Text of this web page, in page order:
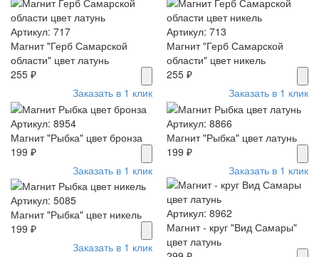
Артикул: 717
Магнит "Герб Самарской
области" цвет латунь
255 ₽
Заказать в 1 клик
Артикул: 713
Магнит "Герб Самарской
области" цвет никель
255 ₽
Заказать в 1 клик
Артикул: 8954
Магнит "Рыбка" цвет бронза
199 ₽
Заказать в 1 клик
Артикул: 8866
Магнит "Рыбка" цвет латунь
199 ₽
Заказать в 1 клик
Артикул: 5085
Магнит "Рыбка" цвет никель
199 ₽
Заказать в 1 клик
Артикул: 8962
Магнит - круг "Вид Самары"
цвет латунь